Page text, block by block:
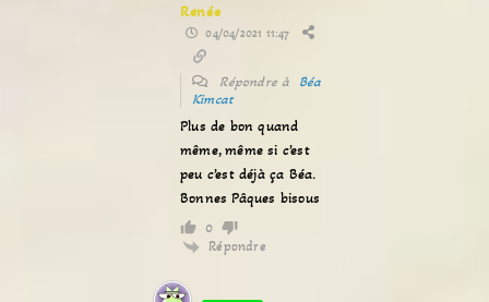
Renée
04/04/2021 11:47
Répondre à Béa
Kimcat
Plus de bon quand
même, même si c’est
peu c’est déjà ça Béa.
Bonnes Pâques bisous
0
Répondre